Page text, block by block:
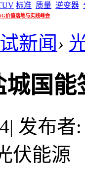
标准 质量 逆变器
价值落地与实践峰会
新闻›
国
| 发布者
伏能源